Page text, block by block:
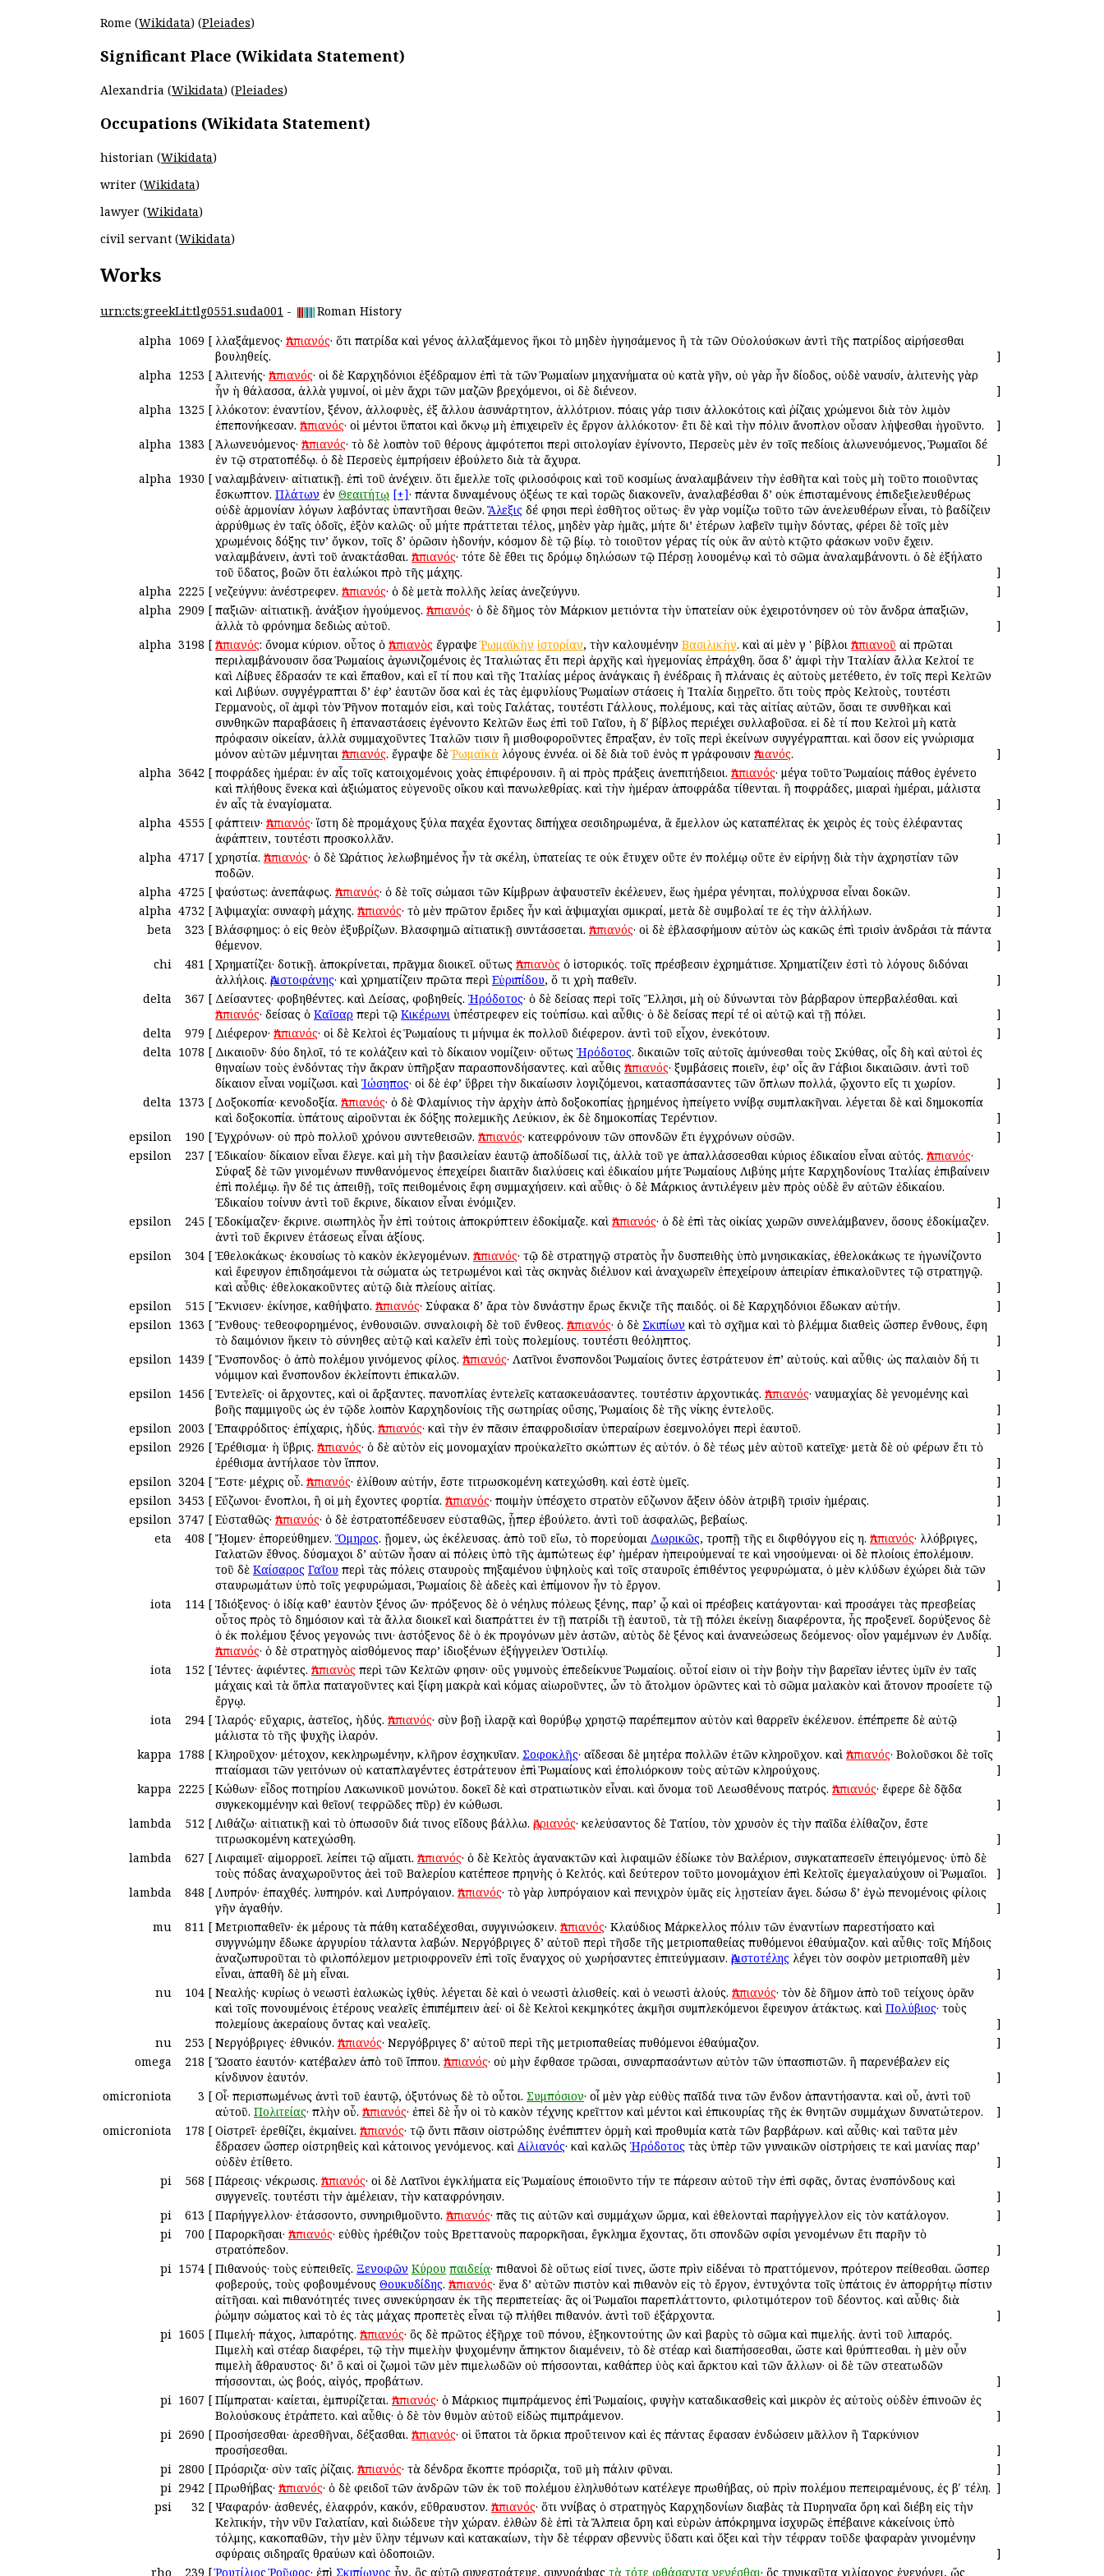
Rome (Wikidata) (Pleiades)
Significant Place (Wikidata Statement)
Alexandria (Wikidata) (Pleiades)
Occupations (Wikidata Statement)
historian (Wikidata)
writer (Wikidata)
lawyer (Wikidata)
civil servant (Wikidata)
Works
urn:cts:greekLit:tlg0551.suda001 -
Roman History
alpha 1069 [ Ἀλλαξάμενος· Ἀππιανός· ὅτι πατρίδα καὶ γένος ἀλλαξάμενος ἥκοι τὸ μηδὲν ἡγησάμενος ἢ τὰ τῶν Οὐολούσκων ἀντὶ τῆς πατρίδος αἱρήσεσθαι
βουληθείς.
]
alpha 1253 [ Ἁλιτενής· Ἀππιανός· οἱ δὲ Καρχηδόνιοι ἐξέδραμον ἐπὶ τὰ τῶν Ῥωμαίων μηχανήματα οὐ κατὰ γῆν, οὐ γὰρ ἦν δίοδος, οὐδὲ ναυσίν, ἁλιτενὴς γὰρ
ἦν ἡ θάλασσα, ἀλλὰ γυμνοί, οἱ μὲν ἄχρι τῶν μαζῶν βρεχόμενοι, οἱ δὲ διένεον.
]
alpha 1325 [ Ἀλλόκοτον: ἐναντίον, ξένον, ἀλλοφυὲς, ἐξ ἄλλου ἀσυνάρτητον, ἀλλότριον. πόαις γάρ τισιν ἀλλοκότοις καὶ ῥίζαις χρώμενοι διὰ τὸν λιμὸν
ἐπεπονήκεσαν. Ἀππιανός· οἱ μέντοι ὕπατοι καὶ ὄκνῳ μὴ ἐπιχειρεῖν ἐς ἔργον ἀλλόκοτον· ἔτι δὲ καὶ τὴν πόλιν ἄνοπλον οὖσαν λήψεσθαι ἡγοῦντο.
]
alpha 1383 [ Ἁλωνευόμενος· Ἀππιανός· τὸ δὲ λοιπὸν τοῦ θέρους ἀμφότεποι περὶ σιτολογίαν ἐγίνοντο, Περσεὺς μὲν ἐν τοῖς πεδίοις ἁλωνευόμενος, Ῥωμαῖοι δέ
ἐν τῷ στρατοπέδῳ. ὁ δὲ Περσεὺς ἐμπρήσειν ἐβούλετο διὰ τὰ ἄχυρα.
]
alpha 1930 [ Ἀναλαμβάνειν· αἰτιατικῇ. ἐπὶ τοῦ ἀνέχειν. ὅτι ἔμελλε τοῖς φιλοσόφοις καὶ τοῦ κοσμίως ἀναλαμβάνειν τὴν ἐσθῆτα καὶ τοὺς μὴ τοῦτο ποιοῦντας
ἔσκωπτον. Πλάτων ἐν Θεαιτήτῳ [+]· πάντα δυναμένους ὀξέως τε καὶ τορῶς διακονεῖν, ἀναλαβέσθαι δ’ οὐκ ἐπισταμένους ἐπιδεξιελευθέρως
οὐδὲ ἁρμονίαν λόγων λαβόντας ὑπαντῆσαι θεῶν.Ἄλεξις δέ φησι περὶ ἐσθῆτος οὕτως· ἓν γὰρ νομίζω τοῦτο τῶν ἀνελευθέρων εἶναι, τὸ βαδίζειν
ἀρρύθμως ἐν ταῖς ὁδοῖς, ἐξὸν καλῶς· οὗ μήτε πράττεται τέλος, μηδὲν γὰρ ἡμᾶς, μήτε δι’ ἑτέρων λαβεῖν τιμὴν δόντας, φέρει δὲ τοῖς μὲν
χρωμένοις δόξης τιν’ ὄγκον, τοῖς δ’ ὁρῶσιν ἡδονήν, κόσμον δὲ τῷ βίῳ. τὸ τοιοῦτον γέρας τίς οὐκ ἂν αὐτὸ κτῷτο φάσκων νοῦν ἔχειν.
Ἀναλαμβάνειν, ἀντὶ τοῦ ἀνακτάσθαι. Ἀππιανός· τότε δὲ ἔθει τις δρόμῳ δηλώσων τῷ Πέρσῃ λουομένῳ καὶ τὸ σῶμα ἀναλαμβάνοντι. ὁ δὲ ἐξήλατο
τοῦ ὕδατος, βοῶν ὅτι ἑαλώκοι πρὸ τῆς μάχης.
]
alpha 2225 [ Ἀνεζεύγνυ: ἀνέστρεφεν. Ἀππιανός· ὁ δὲ μετὰ πολλῆς λείας ἀνεζεύγνυ.
]
alpha 2909 [ Ἀπαξιῶν· αἰτιατικῇ. ἀνάξιον ἡγούμενος. Ἀππιανός· ὁ δὲ δῆμος τὸν Μάρκιον μετιόντα τὴν ὑπατείαν οὐκ ἐχειροτόνησεν οὐ τὸν ἄνδρα ἀπαξιῶν,
ἀλλὰ τὸ φρόνημα δεδιὼς αὐτοῦ.
]
alpha 3198 [ Ἀππιανός: ὄνομα κύριον. οὗτος ὁ Ἀππιανὸς ἔγραψεῬωμαϊκὴν ἱστορίαν, τὴν καλουμένην Βασιλικὴν. καὶ αἰ μὲν γ ' βίβλοι Ἀππιανοῦ αἱ πρῶται
περιλαμβάνουσιν ὅσα Ῥωμαίοις ἀγωνιζομένοις ἐς Ἰταλιώτας ἔτι περὶ ἀρχῆς καὶ ἡγεμονίας ἐπράχθη. ὅσα δ’ ἀμφὶ τὴν Ἰταλίαν ἄλλα Κελτοί τε
καὶ Λίβυες ἔδρασάν τε καὶ ἔπαθον, καὶ εἴ τί που καὶ τῆς Ἰταλίας μέρος ἀνάγκαις ἢ ἐνέδραις ἢ πλάναις ἐς αὐτοὺς μετέθετο, ἐν τοῖς περὶ Κελτῶν
καὶ Λιβύων. συγγέγραπται δ’ ἐφ’ ἑαυτῶν ὅσα καὶ ἐς τὰς ἐμφυλίους Ῥωμαίων στάσεις ἡ Ἰταλία διῃρεῖτο. ὅτι τοὺς πρὸς Κελτοὺς, τουτέστι
Γερμανοὺς, οἳ ἀμφὶ τὸν Ῥῆνον ποταμόν εἰσι, καὶ τοὺς Γαλάτας, τουτέστι Γάλλους, πολέμους, καὶ τὰς αἰτίας αὐτῶν, ὅσαι τε συνθῆκαι καὶ
συνθηκῶν παραβάσεις ἢ ἐπαναστάσεις ἐγένοντο Κελτῶν ἕως ἐπὶ τοῦ Γαΐου, ἡ δʹ βίβλος περιέχει συλλαβοῦσα. εἰ δὲ τί που Κελτοὶ μὴ κατὰ
πρόφασιν οἰκείαν, ἀλλὰ συμμαχοῦντες Ἰταλῶν τισιν ἢ μισθοφοροῦντες ἔπραξαν, ἐν τοῖς περὶ ἐκείνων συγγέγραπται. καὶ ὅσον εἰς γνώρισμα
μόνον αὐτῶν μέμνηται Ἀππιανός. ἔγραψε δὲῬωμαϊκὰ λόγους ἐννέα. οἱ δὲ διὰ τοῦ ἑνὸς π γράφουσιν Ἀπιανός.
]
alpha 3642 [ Ἀποφράδες ἡμέραι: ἐν αἷς τοῖς κατοιχομένοις χοὰς ἐπιφέρουσιν. ἢ αἱ πρὸς πράξεις ἀνεπιτήδειοι. Ἀππιανός· μέγα τοῦτο Ῥωμαίοις πάθος ἐγένετο
καὶ πλήθους ἕνεκα καὶ ἀξιώματος εὐγενοῦς οἴκου καὶ πανωλεθρίας. καὶ τὴν ἡμέραν ἀποφράδα τίθενται. ἢ Ἀποφράδες, μιαραὶ ἡμέραι, μάλιστα
ἐν αἷς τὰ ἐναγίσματα.
]
alpha 4555 [ Ἀφάπτειν· Ἀππιανός· ἵστη δὲ προμάχους ξύλα παχέα ἔχοντας διπήχεα σεσιδηρωμένα, ἃ ἔμελλον ὡς καταπέλτας ἐκ χειρὸς ἐς τοὺς ἐλέφαντας
ἀφάπτειν, τουτέστι προσκολλᾶν.
]
alpha 4717 [ Ἀχρηστία. Ἀππιανός· ὁ δὲ Ὡράτιος λελωβημένος ἦν τὰ σκέλη, ὑπατείας τε οὐκ ἔτυχεν οὔτε ἐν πολέμῳ οὔτε ἐν εἰρήνῃ διὰ τὴν ἀχρηστίαν τῶν
ποδῶν.
]
alpha 4725 [ Ἀψαύστως: ἀνεπάφως. Ἀππιανός· ὁ δὲ τοῖς σώμασι τῶν Κίμβρων ἀψαυστεῖν ἐκέλευεν, ἕως ἡμέρα γένηται, πολύχρυσα εἶναι δοκῶν.
]
alpha 4732 [ Ἁψιμαχία: συναφὴ μάχης. Ἀππιανός· τὸ μὲν πρῶτον ἔριδες ἦν καὶ ἁψιμαχίαι σμικραί, μετὰ δὲ συμβολαί τε ἐς τὴν ἀλλήλων.
]
beta
323 [ Βλάσφημος: ὁ εἰς θεὸν ἐξυβρίζων. Βλασφημῶ αἰτιατικῇ συντάσσεται. Ἀππιανός· οἱ δὲ ἐβλασφήμουν αὐτὸν ὡς κακῶς ἐπὶ τρισὶν ἀνδράσι τὰ πάντα
θέμενον.
]
chi
481 [ Χρηματίζει· δοτικῇ. ἀποκρίνεται, πρᾶγμα διοικεῖ. οὕτως Ἀππιανὸς ὁ ἱστορικός. τοῖς πρέσβεσιν ἐχρημάτισε. Χρηματίζειν ἐστὶ τὸ λόγους διδόναι
ἀλλήλοις. Ἀριστοφάνης· καὶ χρηματίζειν πρῶτα περὶ Εὐριπίδου, ὅ τι χρὴ παθεῖν.
]
delta
367 [ Δείσαντες· φοβηθέντες. καὶ Δείσας, φοβηθείς. Ἡρόδοτος· ὁ δὲ δείσας περὶ τοῖς Ἕλλησι, μὴ οὐ δύνωνται τὸν βάρβαρον ὑπερβαλέσθαι. καὶ
Ἀππιανός· δείσας ὁ Καῖσαρ περὶ τῷ Κικέρωνι ὑπέστρεφεν εἰς τοὐπίσω. καὶ αὖθις· ὁ δὲ δείσας περί τέ οἱ αὐτῷ καὶ τῇ πόλει.
]
delta
979 [ Διέφερον· Ἀππιανός· οἱ δὲ Κελτοὶ ἐς Ῥωμαίους τι μήνιμα ἐκ πολλοῦ διέφερον. ἀντὶ τοῦ εἶχον, ἐνεκότουν.
]
delta 1078 [ Δικαιοῦν· δύο δηλοῖ, τό τε κολάζειν καὶ τὸ δίκαιον νομίζειν· οὕτως Ἡρόδοτος. δικαιῶν τοῖς αὐτοῖς ἀμύνεσθαι τοὺς Σκύθας, οἷς δὴ καὶ αὐτοὶ ἐς
Ἀθηναίων τοὺς ἐνδόντας τὴν ἄκραν ὑπῆρξαν παρασπονδήσαντες. καὶ αὖθις Ἀππιανός· ξυμβάσεις ποιεῖν, ἐφ’ οἷς ἂν Γάβιοι δικαιῶσιν. ἀντὶ τοῦ
δίκαιον εἶναι νομίζωσι. καὶ Ἰώσηπος· οἱ δὲ ἐφ’ ὕβρει τὴν δικαίωσιν λογιζόμενοι, κατασπάσαντες τῶν ὅπλων πολλά, ᾤχοντο εἴς τι χωρίον.
]
delta 1373 [ Δοξοκοπία· κενοδοξία. Ἀππιανός· ὁ δὲ Φλαμίνιος τὴν ἀρχὴν ἀπὸ δοξοκοπίας ᾑρημένος ἠπείγετο Ἀννίβᾳ συμπλακῆναι. λέγεται δὲ καὶ δημοκοπία
καὶ δοξοκοπία. ὑπάτους αἱροῦνται ἐκ δόξης πολεμικῆς Λεύκιον, ἐκ δὲ δημοκοπίας Τερέντιον.
]
epsilon
190 [ Ἐγχρόνων· οὐ πρὸ πολλοῦ χρόνου συντεθεισῶν. Ἀππιανός· κατεφρόνουν τῶν σπονδῶν ἔτι ἐγχρόνων οὐσῶν.
]
epsilon
237 [ Ἐδικαίου· δίκαιον εἶναι ἔλεγε. καὶ μὴ τὴν βασιλείαν ἑαυτῷ ἀποδίδωσί τις, ἀλλὰ τοῦ γε ἀπαλλάσσεσθαι κύριος ἐδικαίου εἶναι αὐτός. Ἀππιανός·
Σύφαξ δὲ τῶν γινομένων πυνθανόμενος ἐπεχείρει διαιτᾶν διαλύσεις καὶ ἐδικαίου μήτε Ῥωμαίους Λιβύης μήτε Καρχηδονίους Ἰταλίας ἐπιβαίνειν
ἐπὶ πολέμῳ. ἢν δέ τις ἀπειθῇ, τοῖς πειθομένοις ἔφη συμμαχήσειν. καὶ αὖθις· ὁ δὲ Μάρκιος ἀντιλέγειν μὲν πρὸς οὐδὲ ἓν αὐτῶν ἐδικαίου.
Ἐδικαίου τοίνυν ἀντὶ τοῦ ἔκρινε, δίκαιον εἶναι ἐνόμιζεν.
]
epsilon
245 [ Ἐδοκίμαζεν· ἔκρινε. σιωπηλὸς ἦν ἐπὶ τούτοις ἀποκρύπτειν ἐδοκίμαζε. καὶ Ἀππιανός· ὁ δὲ ἐπὶ τὰς οἰκίας χωρῶν συνελάμβανεν, ὅσους ἐδοκίμαζεν.
ἀντὶ τοῦ ἔκρινεν ἐτάσεως εἶναι ἀξίους.
]
epsilon
304 [ Ἐθελοκάκως· ἑκουσίως τὸ κακὸν ἐκλεγομένων. Ἀππιανός· τῷ δὲ στρατηγῷ στρατὸς ἦν δυσπειθὴς ὑπὸ μνησικακίας, ἐθελοκάκως τε ἠγωνίζοντο
καὶ ἔφευγον ἐπιδησάμενοι τὰ σώματα ὡς τετρωμένοι καὶ τὰς σκηνὰς διέλυον καὶ ἀναχωρεῖν ἐπεχείρουν ἀπειρίαν ἐπικαλοῦντες τῷ στρατηγῷ.
καὶ αὖθις· ἐθελοκακοῦντες αὐτῷ διὰ πλείους αἰτίας.
]
epsilon
515 [ Ἔκνισεν· ἐκίνησε, καθήψατο. Ἀππιανός· Σύφακα δ’ ἄρα τὸν δυνάστην ἔρως ἔκνιζε τῆς παιδός. οἱ δὲ Καρχηδόνιοι ἔδωκαν αὐτήν.
]
epsilon 1363 [ Ἔνθους· τεθεοφορημένος, ἐνθουσιῶν. συναλοιφὴ δὲ τοῦ ἔνθεος. Ἀππιανός· ὁ δὲ Σκιπίων καὶ τὸ σχῆμα καὶ τὸ βλέμμα διαθεὶς ὥσπερ ἔνθους, ἔφη
τὸ δαιμόνιον ἥκειν τὸ σύνηθες αὐτῷ καὶ καλεῖν ἐπὶ τοὺς πολεμίους. τουτέστι θεόληπτος.
]
epsilon 1439 [ Ἔνσπονδος· ὁ ἀπὸ πολέμου γινόμενος φίλος. Ἀππιανός· Λατῖνοι ἔνσπονδοι Ῥωμαίοις ὄντες ἐστράτευον ἐπ’ αὐτούς. καὶ αὖθις· ὡς παλαιὸν δή τι
νόμιμον καὶ ἔνσπονδον ἐκλείποντι ἐπικαλῶν.
]
epsilon 1456 [ Ἐντελεῖς· οἱ ἄρχοντες, καὶ οἱ ἄρξαντες. πανοπλίας ἐντελεῖς κατασκευάσαντες. τουτέστιν ἀρχοντικάς. Ἀππιανός· ναυμαχίας δὲ γενομένης καὶ
βοῆς παμμιγοῦς ὡς ἐν τῷδε λοιπὸν Καρχηδονίοις τῆς σωτηρίας οὔσης, Ῥωμαίοις δὲ τῆς νίκης ἐντελοῦς.
]
epsilon 2003 [ Ἐπαφρόδιτος· ἐπίχαρις, ἡδύς. Ἀππιανός· καὶ τὴν ἐν πᾶσιν ἐπαφροδισίαν ὑπεραίρων ἐσεμνολόγει περὶ ἑαυτοῦ.
]
epsilon 2926 [ Ἐρέθισμα· ἡ ὕβρις. Ἀππιανός· ὁ δὲ αὐτὸν εἰς μονομαχίαν προὐκαλεῖτο σκώπτων ἐς αὐτόν. ὁ δὲ τέως μὲν αὑτοῦ κατεῖχε· μετὰ δὲ οὐ φέρων ἔτι τὸ
ἐρέθισμα ἀντήλασε τὸν ἵππον.
]
epsilon 3204 [ Ἔστε· μέχρις οὗ. Ἀππιανός· ἐλίθουν αὐτήν, ἔστε τιτρωσκομένη κατεχώσθη. καὶ ἐστὲ ὑμεῖς.
]
epsilon 3453 [ Εὔζωνοι· ἔνοπλοι, ἢ οἱ μὴ ἔχοντες φορτία. Ἀππιανός· ποιμὴν ὑπέσχετο στρατὸν εὔζωνον ἄξειν ὁδὸν ἀτριβῆ τρισὶν ἡμέραις.
]
epsilon 3747 [ Εὐσταθῶς· Ἀππιανός· ὁ δὲ ἐστρατοπέδευσεν εὐσταθῶς, ᾗπερ ἐβούλετο. ἀντὶ τοῦ ἀσφαλῶς, βεβαίως.
]
eta
408 [ ᾜομεν· ἐπορεύθημεν. Ὅμηρος. ᾔομεν, ὡς ἐκέλευσας. ἀπὸ τοῦ εἴω, τὸ πορεύομαι Δωρικῶς, τροπῇ τῆς ει διφθόγγου εἰς η. Ἀππιανός· Ἀλλόβριγες,
Γαλατῶν ἔθνος. δύσμαχοι δ’ αὐτῶν ἦσαν αἱ πόλεις ὑπὸ τῆς ἀμπώτεως ἐφ’ ἡμέραν ἠπειρούμεναί τε καὶ νησούμεναι· οἱ δὲ πλοίοις ἐπολέμουν.
τοῦ δὲ Καίσαρος Γαΐου περὶ τὰς πόλεις σταυροὺς πηξαμένου ὑψηλοὺς καὶ τοῖς σταυροῖς ἐπιθέντος γεφυρώματα, ὁ μὲν κλύδων ἐχώρει διὰ τῶν
σταυρωμάτων ὑπὸ τοῖς γεφυρώμασι, Ῥωμαίοις δὲ ἀδεὲς καὶ ἐπίμονον ἦν τὸ ἔργον.
]
iota
114 [ Ἰδιόξενος· ὁ ἰδίᾳ καθ’ ἑαυτὸν ξένος ὤν· πρόξενος δὲ ὁ νέηλυς πόλεως ξένης, παρ’ ᾧ καὶ οἱ πρέσβεις κατάγονται· καὶ προσάγει τὰς πρεσβείας
οὗτος πρὸς τὸ δημόσιον καὶ τὰ ἄλλα διοικεῖ καὶ διαπράττει ἐν τῇ πατρίδι τῇ ἑαυτοῦ, τὰ τῇ πόλει ἐκείνῃ διαφέροντα, ἧς προξενεῖ. δορύξενος δὲ
ὁ ἐκ πολέμου ξένος γεγονώς τινι· ἀστόξενος δὲ ὁ ἐκ προγόνων μὲν ἀστῶν, αὐτὸς δὲ ξένος καὶ ἀνανεώσεως δεόμενος· οἷον Ἀγαμέμνων ἐν Λυδίᾳ.
Ἀππιανός· ὁ δὲ στρατηγὸς αἰσθόμενος παρ’ ἰδιοξένων ἐξήγγειλεν Ὁστιλίῳ.
]
iota
152 [ Ἱέντες· ἀφιέντες. Ἀππιανὸς περὶ τῶν Κελτῶν φησιν· οὓς γυμνοὺς ἐπεδείκνυε Ῥωμαίοις. οὗτοί εἰσιν οἱ τὴν βοὴν τὴν βαρεῖαν ἱέντες ὑμῖν ἐν ταῖς
μάχαις καὶ τὰ ὅπλα παταγοῦντες καὶ ξίφη μακρὰ καὶ κόμας αἰωροῦντες, ὧν τὸ ἄτολμον ὁρῶντες καὶ τὸ σῶμα μαλακὸν καὶ ἄτονον προσίετε τῷ
ἔργῳ.
]
iota
294 [ Ἱλαρός· εὔχαρις, ἀστεῖος, ἡδύς. Ἀππιανός· σὺν βοῇ ἱλαρᾷ καὶ θορύβῳ χρηστῷ παρέπεμπον αὐτὸν καὶ θαρρεῖν ἐκέλευον. ἐπέπρεπε δὲ αὐτῷ
μάλιστα τὸ τῆς ψυχῆς ἱλαρόν.
]
kappa 1788 [ Κληροῦχον· μέτοχον, κεκληρωμένην, κλῆρον ἐσχηκυῖαν. Σοφοκλῆς· αἴδεσαι δὲ μητέρα πολλῶν ἐτῶν κληροῦχον. καὶ Ἀππιανός· Βολοῦσκοι δὲ τοῖς
πταίσμασι τῶν γειτόνων οὐ καταπλαγέντες ἐστράτευον ἐπὶ Ῥωμαίους καὶ ἐπολιόρκουν τοὺς αὐτῶν κληρούχους.
]
kappa 2225 [ Κώθων· εἶδος ποτηρίου Λακωνικοῦ μονώτου. δοκεῖ δὲ καὶ στρατιωτικὸν εἶναι. καὶ ὄνομα τοῦ Λεωσθένους πατρός. Ἀππιανός· ἔφερε δὲ δᾷδα
συγκεκομμένην καὶ θεῖον( τεφρῶδες πῦρ) ἐν κώθωσι.
]
lambda
512 [ Λιθάζω· αἰτιατικῇ καὶ τὸ ὁπωσοῦν διά τινος εἴδους βάλλω. Ἀρριανός· κελεύσαντος δὲ Τατίου, τὸν χρυσὸν ἐς τὴν παῖδα ἐλίθαζον, ἔστε
τιτρωσκομένη κατεχώσθη.
]
lambda
627 [ Λιφαιμεῖ· αἱμορροεῖ. λείπει τῷ αἵματι. Ἀππιανός· ὁ δὲ Κελτὸς ἀγανακτῶν καὶ λιφαιμῶν ἐδίωκε τὸν Βαλέριον, συγκαταπεσεῖν ἐπειγόμενος· ὑπὸ δὲ
τοὺς πόδας ἀναχωροῦντος ἀεὶ τοῦ Βαλερίου κατέπεσε πρηνὴς ὁ Κελτός. καὶ δεύτερον τοῦτο μονομάχιον ἐπὶ Κελτοῖς ἐμεγαλαύχουν οἱ Ῥωμαῖοι.
]
lambda
848 [ Λυπρόν· ἐπαχθές. λυπηρόν. καὶ Λυπρόγαιον. Ἀππιανός· τὸ γὰρ λυπρόγαιον καὶ πενιχρὸν ὑμᾶς εἰς λῃστείαν ἄγει. δώσω δ’ ἐγὼ πενομένοις φίλοις
γῆν ἀγαθήν.
]
mu
811 [ Μετριοπαθεῖν· ἐκ μέρους τὰ πάθη καταδέχεσθαι, συγγινώσκειν. Ἀππιανός· Κλαύδιος Μάρκελλος πόλιν τῶν ἐναντίων παρεστήσατο καὶ
συγγνώμην ἔδωκε ἀργυρίου τάλαντα λαβών. Νεργόβριγες δ’ αὐτοῦ περὶ τῆσδε τῆς μετριοπαθείας πυθόμενοι ἐθαύμαζον. καὶ αὖθις· τοῖς Μήδοις
ἀναζωπυροῦται τὸ φιλοπόλεμον μετριοφρονεῖν ἐπὶ τοῖς ἔναγχος οὐ χωρήσαντες ἐπιτεύγμασιν. Ἀριστοτέλης λέγει τὸν σοφὸν μετριοπαθῆ μὲν
εἶναι, ἀπαθῆ δὲ μὴ εἶναι.
]
nu
104 [ Νεαλής· κυρίως ὁ νεωστὶ ἑαλωκὼς ἰχθύς. λέγεται δὲ καὶ ὁ νεωστὶ ἁλισθείς. καὶ ὁ νεωστὶ ἁλούς. Ἀππιανός· τὸν δὲ δῆμον ἀπὸ τοῦ τείχους ὁρᾶν
καὶ τοῖς πονουμένοις ἑτέρους νεαλεῖς ἐπιπέμπειν ἀεί· οἱ δὲ Κελτοὶ κεκμηκότες ἀκμῆσι συμπλεκόμενοι ἔφευγον ἀτάκτως. καὶ Πολύβιος· τοὺς
πολεμίους ἀκεραίους ὄντας καὶ νεαλεῖς.
]
nu
253 [ Νεργόβριγες· ἐθνικόν. Ἀππιανός· Νεργόβριγες δ’ αὐτοῦ περὶ τῆς μετριοπαθείας πυθόμενοι ἐθαύμαζον.
]
omega
218 [ Ὤσατο ἑαυτόν· κατέβαλεν ἀπὸ τοῦ ἵππου. Ἀππιανός· οὐ μὴν ἔφθασε τρῶσαι, συναρπασάντων αὐτὸν τῶν ὑπασπιστῶν. ἢ παρενέβαλεν εἰς
κίνδυνον ἑαυτόν.
]
omicroniota
3 [ Οἷ· περισπωμένως ἀντὶ τοῦ ἑαυτῷ, ὀξυτόνως δὲ τὸ οὗτοι. Συμπόσιον· οἷ μὲν γὰρ εὐθὺς παῖδά τινα τῶν ἔνδον ἀπαντήσαντα. καὶ οὗ, ἀντὶ τοῦ
αὐτοῦ. Πολιτείας· πλὴν οὗ. Ἀππιανός· ἐπεὶ δὲ ἦν οἱ τὸ κακὸν τέχνης κρεῖττον καὶ μέντοι καὶ ἐπικουρίας τῆς ἐκ θνητῶν συμμάχων δυνατώτερον.
]
omicroniota
178 [ Οἰστρεῖ· ἐρεθίζει, ἐκμαίνει. Ἀππιανός· τῷ ὄντι πᾶσιν οἰστρώδης ἐνέπιπτεν ὁρμὴ καὶ προθυμία κατὰ τῶν βαρβάρων. καὶ αὖθις· καὶ ταῦτα μὲν
ἔδρασεν ὥσπερ οἰστρηθεὶς καὶ κάτοινος γενόμενος. καὶ Αἰλιανός· καὶ καλῶς Ἡρόδοτος τὰς ὑπὲρ τῶν γυναικῶν οἰστρήσεις τε καὶ μανίας παρ’
οὐδὲν ἐτίθετο.
]
pi
568 [ Πάρεσις· νέκρωσις. Ἀππιανός· οἱ δὲ Λατῖνοι ἐγκλήματα εἰς Ῥωμαίους ἐποιοῦντο τήν τε πάρεσιν αὐτοῦ τὴν ἐπὶ σφᾶς, ὄντας ἐνσπόνδους καὶ
συγγενεῖς. τουτέστι τὴν ἀμέλειαν, τὴν καταφρόνησιν.
]
pi
613 [ Παρήγγελλον· ἐτάσσοντο, συνηριθμοῦντο. Ἀππιανός· πᾶς τις αὐτῶν καὶ συμμάχων ὥρμα, καὶ ἐθελονταὶ παρήγγελλον εἰς τὸν κατάλογον.
]
pi
700 [ Παρορκῆσαι· Ἀππιανός· εὐθὺς ἠρέθιζον τοὺς Βρεττανοὺς παρορκῆσαι, ἔγκλημα ἔχοντας, ὅτι σπονδῶν σφίσι γενομένων ἔτι παρῆν τὸ
στρατόπεδον.
]
pi 1574 [ Πιθανούς· τοὺς εὐπειθεῖς. Ξενοφῶν Κύρου παιδείᾳ· πιθανοὶ δὲ οὕτως εἰσί τινες, ὥστε πρὶν εἰδέναι τὸ πραττόμενον, πρότερον πείθεσθαι. ὥσπερ
φοβερούς, τοὺς φοβουμένους Θουκυδίδης. Ἀππιανός· ἕνα δ’ αὐτῶν πιστὸν καὶ πιθανὸν εἰς τὸ ἔργον, ἐντυχόντα τοῖς ὑπάτοις ἐν ἀπορρήτῳ πίστιν
αἰτῆσαι. καὶ πιθανότητές τινες συνεκύρησαν ἐκ τῆς περιπετείας· ἃς οἱ Ῥωμαῖοι παρεπλάττοντο, φιλοτιμότερον τοῦ δέοντος. καὶ αὖθις· διὰ
ῥώμην σώματος καὶ τὸ ἐς τὰς μάχας προπετὲς εἶναι τῷ πλήθει πιθανόν. ἀντὶ τοῦ ἐξάρχοντα.
]
pi 1605 [ Πιμελή· πάχος, λιπαρότης. Ἀππιανός· ὃς δὲ πρῶτος ἐξῆρχε τοῦ πόνου, ἑξηκοντούτης ὢν καὶ βαρὺς τὸ σῶμα καὶ πιμελής. ἀντὶ τοῦ λιπαρός.
Πιμελὴ καὶ στέαρ διαφέρει, τῷ τὴν πιμελὴν ψυχομένην ἄπηκτον διαμένειν, τὸ δὲ στέαρ καὶ διαπήσσεσθαι, ὥστε καὶ θρύπτεσθαι. ἡ μὲν οὖν
πιμελὴ ἄθραυστος· δι’ ὃ καὶ οἱ ζωμοὶ τῶν μὲν πιμελωδῶν οὐ πήσσονται, καθάπερ ὑὸς καὶ ἄρκτου καὶ τῶν ἄλλων· οἱ δὲ τῶν στεατωδῶν
πήσσονται, ὡς βοός, αἰγός, προβάτων.
]
pi 1607 [ Πίμπραται· καίεται, ἐμπυρίζεται. Ἀππιανός· ὁ Μάρκιος πιμπράμενος ἐπὶ Ῥωμαίοις, φυγὴν καταδικασθεὶς καὶ μικρὸν ἐς αὐτοὺς οὐδὲν ἐπινοῶν ἐς
Βολούσκους ἐτράπετο. καὶ αὖθις· ὁ δὲ τὸν θυμὸν αὐτοῦ εἰδὼς πιμπράμενον.
]
pi 2690 [ Προσήσεσθαι· ἀρεσθῆναι, δέξασθαι. Ἀππιανός· οἱ ὕπατοι τὰ ὅρκια προὔτεινον καὶ ἐς πάντας ἔφασαν ἐνδώσειν μᾶλλον ἢ Ταρκύνιον
προσήσεσθαι.
]
pi 2800 [ Πρόσριζα· σὺν ταῖς ῥίζαις. Ἀππιανός· τὰ δένδρα ἔκοπτε πρόσριζα, τοῦ μὴ πάλιν φῦναι.
]
pi 2942 [ Πρωθήβας· Ἀππιανός· ὁ δὲ φειδοῖ τῶν ἀνδρῶν τῶν ἐκ τοῦ πολέμου ἐληλυθότων κατέλεγε πρωθήβας, οὐ πρὶν πολέμου πεπειραμένους, ἐς βʹ τέλη. ]
psi
32 [ Ψαφαρόν· ἀσθενές, ἐλαφρόν, κακόν, εὔθραυστον. Ἀππιανός· ὅτι Ἀννίβας ὁ στρατηγὸς Καρχηδονίων διαβὰς τὰ Πυρηναῖα ὄρη καὶ διέβη εἰς τὴν
Κελτικήν, τὴν νῦν Γαλατίαν, καὶ διώδευε τὴν χώραν. ἐλθὼν δὲ ἐπὶ τὰ Ἄλπεια ὄρη καὶ εὑρὼν ἀπόκρημνα ἰσχυρῶς ἐπέβαινε κἀκείνοις ὑπὸ
τόλμης, κακοπαθῶν, τὴν μὲν ὕλην τέμνων καὶ κατακαίων, τὴν δὲ τέφραν σβεννὺς ὕδατι καὶ ὄξει καὶ τὴν τέφραν τοῦδε ψαφαρὰν γινομένην
σφύραις σιδηραῖς θραύων καὶ ὁδοποιῶν.
]
rho
239 [ Ῥουτίλιος Ῥοῦφος· ἐπὶ Σκιπίωνος ἦν, ὃς αὐτῷ συνεστράτευε, συγγράψας τὰ τότε φθάσαντα γενέσθαι· ὃς τηνικαῦτα χιλίαρχος ἐγεγόνει, ὥς